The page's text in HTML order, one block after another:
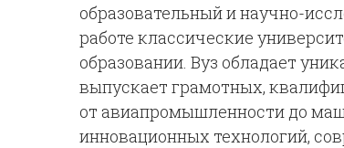
образовательный и научно-
работе классические
образовании. Вуз обладает
выпускает грамотных,
от авиапромышленности до
инновационных технологий,